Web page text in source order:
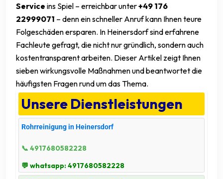
Service ins Spiel – erreichbar unter+49 176
22999071 – denn ein schneller Anruf kann Ihnen teure
Folgeschäden ersparen. In Heinersdorf sind erfahrene
Fachleute gefragt, die nicht nur gründlich, sondern auch
kostentransparent arbeiten. Dieser Artikel zeigt Ihnen
sieben wirkungsvolle Maßnahmen und beantwortet die
häufigsten Fragen rund um das Thema.
Unsere Dienstleistungen
Rohrreinigung in Heinersdorf
📞 4917680582228
💬 whatsapp: 4917680582228